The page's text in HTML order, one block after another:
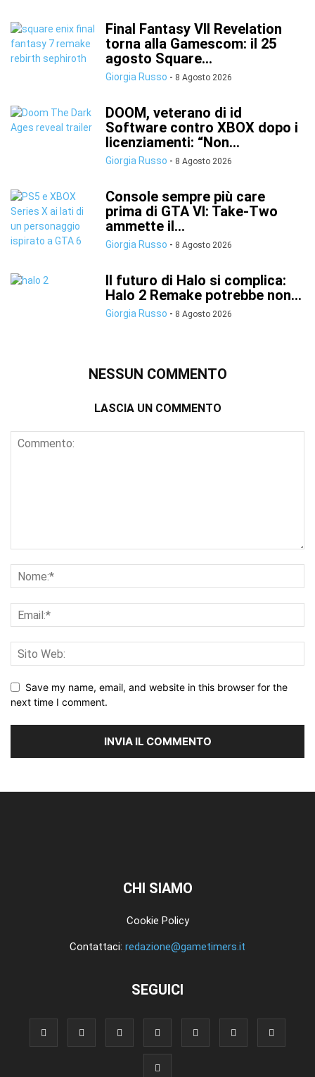
Final Fantasy VII Revelation
torna alla Gamescom: il 25
agosto Square...
Giorgia Russo - 8 Agosto 2026
DOOM, veterano di id
Software contro XBOX dopo i
licenziamenti: “Non...
Giorgia Russo - 8 Agosto 2026
Console sempre più care
prima di GTA VI: Take-Two
ammette il...
Giorgia Russo - 8 Agosto 2026
Il futuro di Halo si complica:
Halo 2 Remake potrebbe non...
Giorgia Russo - 8 Agosto 2026
NESSUN COMMENTO
LASCIA UN COMMENTO
Save my name, email, and website in this browser for the
next time I comment.
CHI SIAMO
Cookie Policy
Contattaci: redazione@gametimers.it
SEGUICI